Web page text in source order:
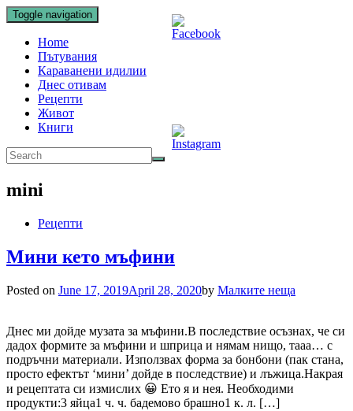
Toggle navigation
Home
Пътувания
Караванени идилии
Днес отивам
Рецепти
Живот
Книги
mini
Рецепти
Мини кето мъфини
Posted on June 17, 2019April 28, 2020by Малките неща
Днес ми дойде музата за мъфини.В последствие осъзнах, че си
дадох формите за мъфини и шприца и нямам нищо, тааа… с
подръчни материали. Използвах форма за бонбони (пак стана,
просто ефектът ‘мини’ дойде в последствие) и лъжица.Накрая
и рецептата си измислих 😀 Ето я и нея. Необходими
продукти:3 яйца1 ч. ч. бадемово брашно1 к. л. […]